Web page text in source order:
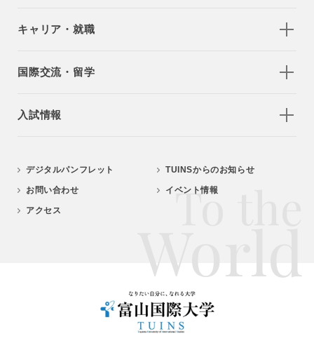
キャリア・就職
国際交流・留学
入試情報
デジタルパンフレット
お問い合わせ
アクセス
TUINSからのお知らせ
イベント情報
To the
World